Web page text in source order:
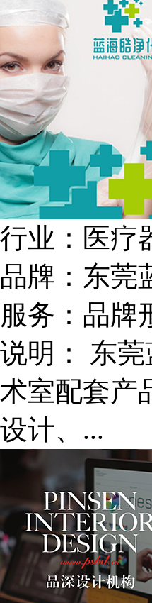
行业： 医疗
品牌： 东莞
服务： 品牌
说明：
东
术室配套产
设计、...